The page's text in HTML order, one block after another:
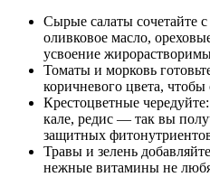
Сырые салаты сочетайте
оливковое масло,
усвоение
Томаты и морковь
коричневого цвета,
Крестоцветные
кале, редис — так вы
защитных
Травы и зелень
нежные витамины не